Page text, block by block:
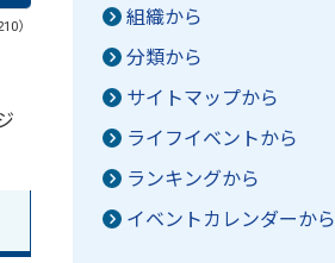
）
組織から
分類から
サイトマップから
ライフイベントから
ランキングから
イベントカレンダーから